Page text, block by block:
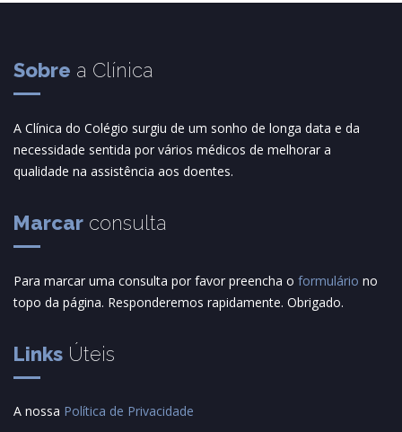
Sobre a Clínica
A Clínica do Colégio surgiu de um sonho de longa data e da
necessidade sentida por vários médicos de melhorar a
qualidade na assistência aos doentes.
Marcar consulta
Para marcar uma consulta por favor preencha o formulário no
topo da página. Responderemos rapidamente. Obrigado.
Links Úteis
A nossa Política de Privacidade